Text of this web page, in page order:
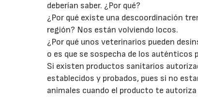
deberían saber. ¿Por qué?
¿Por qué existe una descoordinación
región? Nos están volviendo locos.
¿Por qué unos veterinarios pueden
o es que se sospecha de los auténticos
Si existen productos sanitarios
establecidos y probados, pues si no
animales cuando el producto te